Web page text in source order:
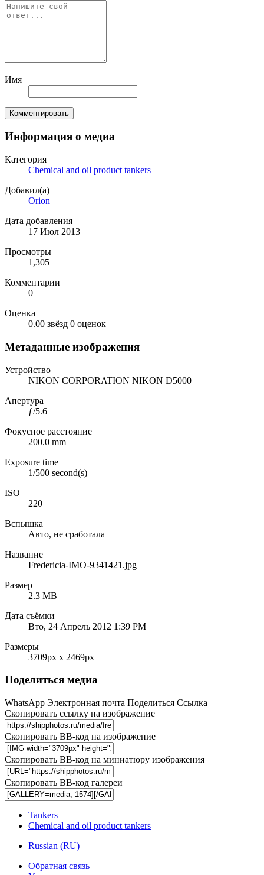
Имя
Комментировать
Информация о медиа
Категория
Chemical and oil product tankers
Добавил(а)
Orion
Дата добавления
17 Июл 2013
Просмотры
1,305
Комментарии
0
Оценка
0.00 звёзд 0 оценок
Метаданные изображения
Устройство
NIKON CORPORATION NIKON D5000
Апертура
ƒ/5.6
Фокусное расстояние
200.0 mm
Exposure time
1/500 second(s)
ISO
220
Вспышка
Авто, не сработала
Название
Fredericia-IMO-9341421.jpg
Размер
2.3 MB
Дата съёмки
Вто, 24 Апрель 2012 1:39 PM
Размеры
3709px x 2469px
Поделиться медиа
WhatsApp Электронная почта Поделиться Ссылка
Скопировать ссылку на изображение
Скопировать BB-код на изображение
Скопировать BB-код на миниатюру изображения
Скопировать BB-код галереи
Tankers
Chemical and oil product tankers
Russian (RU)
Обратная связь